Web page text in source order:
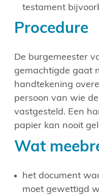
testament
Procedure
De burgemeester
gemachtigde gaat
handtekening
persoon van wie
vastgesteld. Een
papier kan nooit
Wat
het document
moet gewettigd